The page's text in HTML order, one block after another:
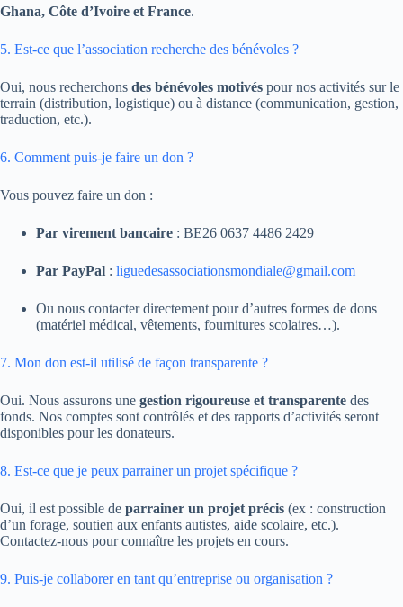
Ghana, Côte d’Ivoire et France.
5. Est-ce que l’association recherche des bénévoles ?
Oui, nous recherchons des bénévoles motivés pour nos activités sur le
terrain (distribution, logistique) ou à distance (communication, gestion,
traduction, etc.).
6. Comment puis-je faire un don ?
Vous pouvez faire un don :
Par virement bancaire : BE26 0637 4486 2429
Par PayPal : liguedesassociationsmondiale@gmail.com
Ou nous contacter directement pour d’autres formes de dons
(matériel médical, vêtements, fournitures scolaires…).
7. Mon don est-il utilisé de façon transparente ?
Oui. Nous assurons une gestion rigoureuse et transparente des
fonds. Nos comptes sont contrôlés et des rapports d’activités seront
disponibles pour les donateurs.
8. Est-ce que je peux parrainer un projet spécifique ?
Oui, il est possible de parrainer un projet précis (ex : construction
d’un forage, soutien aux enfants autistes, aide scolaire, etc.).
Contactez-nous pour connaître les projets en cours.
9. Puis-je collaborer en tant qu’entreprise ou organisation ?